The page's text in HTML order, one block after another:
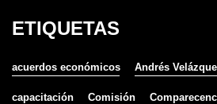
ETIQUETAS
acuerdos económicos Andrés
capacitación Comisión